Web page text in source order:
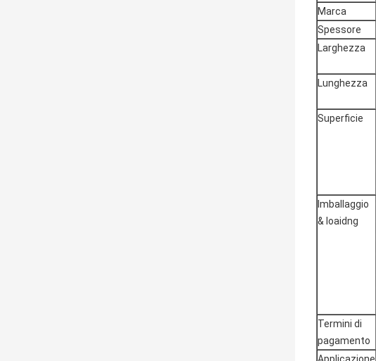
Marca
Spessore
Larghezza
Lunghezza
Superficie
Imballaggio
& loaidng
Termini di
pagamento
Applicazione